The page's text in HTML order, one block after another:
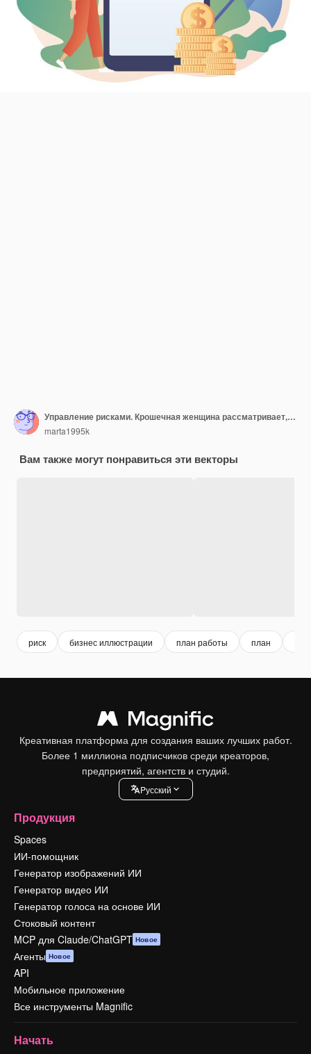
Управление рисками. Крошечная женщина рассматривает, оценивает, анализирует риск. Оценка рисков онлайн. Бизнес
marta1995k
Вам также могут понравиться эти векторы
риск бизнес иллюстрации план работы план
Креативная платформа для создания ваших лучших работ.
Более 1 миллиона подписчиков среди креаторов,
предприятий, агентств и студий.
Pусский
Продукция
Spaces
ИИ-помощник
Генератор изображений ИИ
Генератор видео ИИ
Генератор голоса на основе ИИ
Стоковый контент
MCP для Claude/ChatGPT Новое
Агенты Новое
API
Мобильное приложение
Все инструменты Magnific
Начать